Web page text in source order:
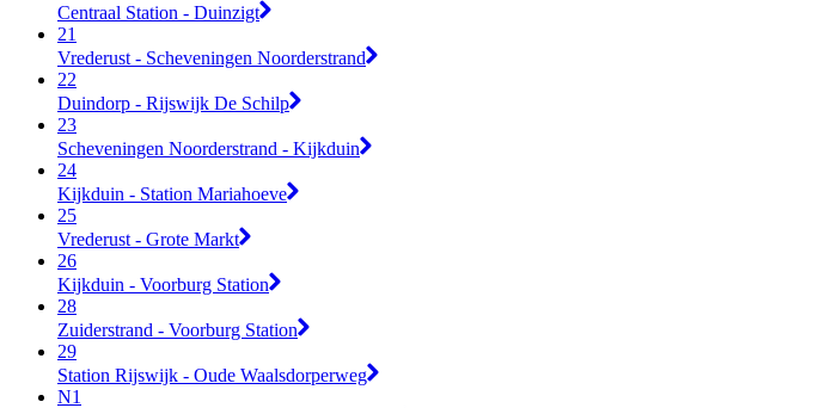
Centraal Station - Duinzigt
21
Vrederust - Scheveningen Noorderstrand
22
Duindorp - Rijswijk De Schilp
23
Scheveningen Noorderstrand - Kijkduin
24
Kijkduin - Station Mariahoeve
25
Vrederust - Grote Markt
26
Kijkduin - Voorburg Station
28
Zuiderstrand - Voorburg Station
29
Station Rijswijk - Oude Waalsdorperweg
N1